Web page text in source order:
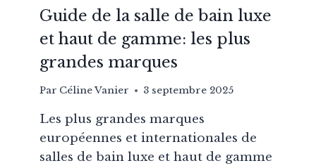
Guide de la salle de bain luxe
et haut de gamme: les plus
grandes marques
Par Céline Vanier 3 septembre 2025
Les plus grandes marques
européennes et internationales de
salles de bain luxe et haut de gamme